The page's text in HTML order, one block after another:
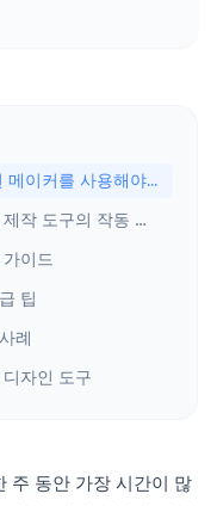
Google Slides용 AI 프레젠테이션 메이커를 사용해야 하는 이유
Google Slides 내 AI 프레젠테이션 제작 도구의 작동 방식
이드
팁
례
자인 도구
주 동안 가장 시간이 많